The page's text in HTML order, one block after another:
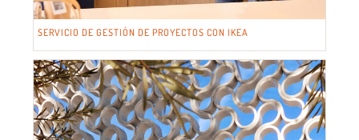
SERVICIO DE GESTIÓN DE PROYECTOS CON IKEA